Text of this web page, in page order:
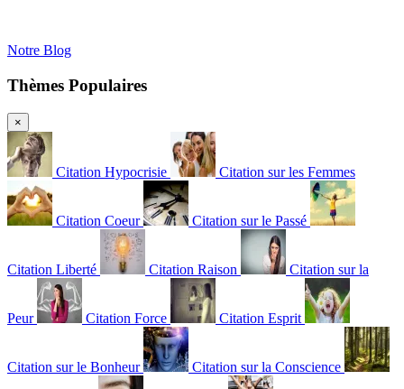
Notre Blog
Thèmes Populaires
×
Citation Hypocrisie Citation sur les Femmes
Citation Coeur Citation sur le Passé
Citation Liberté Citation Raison Citation sur la
Peur Citation Force Citation Esprit
Citation sur le Bonheur Citation sur la Conscience